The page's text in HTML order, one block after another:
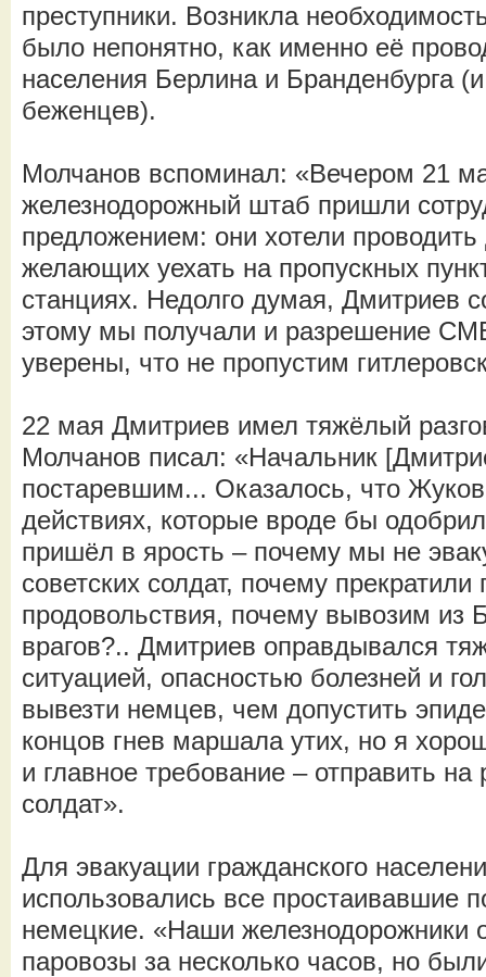
преступники. Возникла
было непонятно, как именно её
населения Берлина и Бранденбурга
беженцев).
Молчанов вспоминал: «Вечером 21
железнодорожный штаб пришли
предложением: они хотели
желающих уехать на пропускных
станциях. Недолго думая, Дмитриев
этому мы получали и разрешение
уверены, что не пропустим
22 мая Дмитриев имел тяжёлый
Молчанов писал: «Начальник
постаревшим... Оказалось, что
действиях, которые вроде бы
пришёл в ярость – почему мы не
советских солдат, почему
продовольствия, почему вывозим из
врагов?.. Дмитриев оправдывался
ситуацией, опасностью болезней и
вывезти немцев, чем допустить
концов гнев маршала утих, но я
и главное требование – отправить
солдат».
Для эвакуации гражданского
использовались все простаивавшие
немецкие. «Наши железнодорожники
паровозы за несколько часов, но